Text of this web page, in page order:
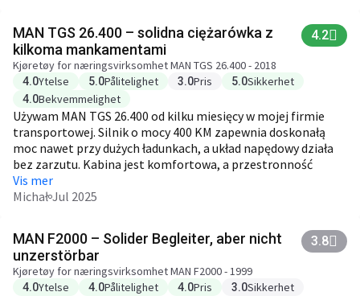
MAN TGS 26.400 – solidna ciężarówka z
kilkoma mankamentami
Kjøretøy for næringsvirksomhet MAN TGS 26.400 - 2018
4.2
4.0Ytelse 5.0Pålitelighet 3.0Pris 5.0Sikkerhet
4.0Bekvemmelighet
Używam MAN TGS 26.400 od kilku miesięcy w mojej firmie
transportowej. Silnik o mocy 400 KM zapewnia doskonałą
moc nawet przy dużych ładunkach, a układ napędowy działa
bez zarzutu. Kabina jest komfortowa, a przestronność
wnętrza sprawia, że długie trasy są mniej męczące. Jednak
zauważyłem, że spalanie w pełnym obciążeniu jest wyższe,
perspektywie. Poza tym, jak na ciężarówkę tej klasy, cena
części zamiennych jest stosunkowo wysoka.
Vis mer
Michał Jul 2025
MAN F2000 – Solider Begleiter, aber nicht
unzerstörbar
Kjøretøy for næringsvirksomhet MAN F2000 - 1999
3.8
4.0Ytelse 4.0Pålitelighet 4.0Pris 3.0Sikkerhet